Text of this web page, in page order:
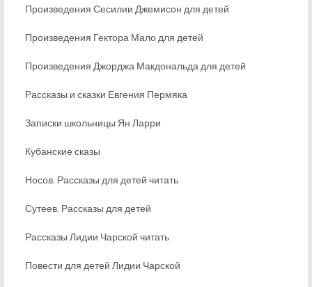
Произведения Сесилии Джемисон для детей
Произведения Гектора Мало для детей
Произведения Джорджа Макдональда для детей
Рассказы и сказки Евгения Пермяка
Записки школьницы Ян Ларри
Кубанские сказы
Носов. Рассказы для детей читать
Сутеев. Рассказы для детей
Рассказы Лидии Чарской читать
Повести для детей Лидии Чарской